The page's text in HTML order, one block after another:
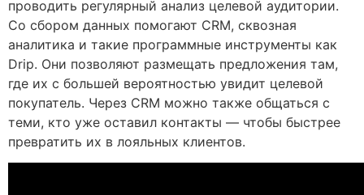
проводить регулярный анализ целевой аудитории.
Со сбором данных помогают CRM, сквозная
аналитика и такие программные инструменты как
Drip. Они позволяют размещать предложения там,
где их с большей вероятностью увидит целевой
покупатель. Через CRM можно также общаться с
теми, кто уже оставил контакты — чтобы быстрее
превратить их в лояльных клиентов.